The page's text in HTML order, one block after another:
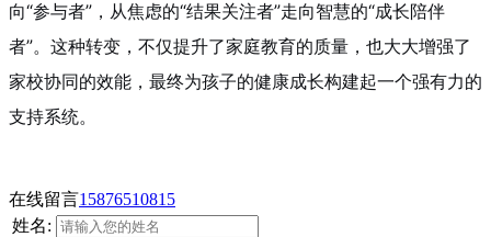
向“参与者”，从焦虑的“结果关注者”走向智慧的“成长陪伴
者”。这种转变，不仅提升了家庭教育的质量，也大大增强了
家校协同的效能，最终为孩子的健康成长构建起一个强有力的
支持系统。
在线留言15876510815
姓名: